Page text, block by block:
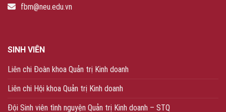
fbm@neu.edu.vn
SINH VIÊN
Liên chi Đoàn khoa Quản trị Kinh doanh
Liên chi Hội khoa Quản trị Kinh doanh
Đội Sinh viên tình nguyện Quản trị Kinh doanh – STQ